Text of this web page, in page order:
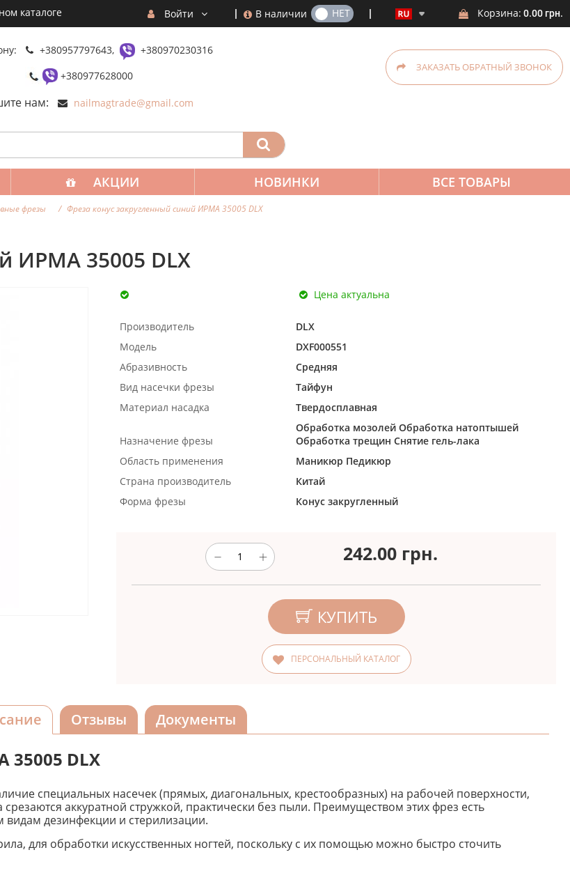
каталоге Корзина: 0.00 грн.
В наличии
ДА НЕТ
Войти
+380957797643,
+380970230316
+380977628000
нам: nailmagtrade@gmail.com
ЗАКАЗАТЬ ОБРАТНЫЙ ЗВОНОК
АКЦИИ НОВИНКИ ВСЕ ТОВАРЫ
фрезы Фреза конус закругленный синий ИРМА 35005 DLX
ИРМА 35005 DLX
Цена актуальна
Производитель
DLX
Модель
DXF000551
Абразивность
Средняя
Вид насечки фрезы
Тайфун
Материал насадка
Твердосплавная
Назначение фрезы
Обработка мозолей Обработка натоптышей
Обработка трещин Снятие гель-лака
Область применения
Маникюр Педикюр
Страна производитель
Китай
Форма фрезы
Конус закругленный
242.00 грн.
КУПИТЬ
ПЕРСОНАЛЬНЫЙ КАТАЛОГ
Отзывы Документы
DLX
специальных насечек (прямых, диагональных, крестообразных) на рабочей поверхности,
аккуратной стружкой, практически без пыли. Преимуществом этих фрез есть
дезинфекции и стерилизации.
для обработки искусственных ногтей, поскольку с их помощью можно быстро сточить